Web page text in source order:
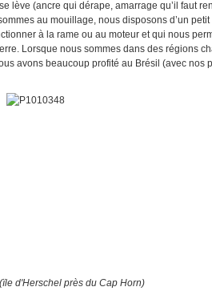
lève (ancre qui dérape, amarrage qu’il faut
au mouillage, nous disposons d’un
à la rame ou au moteur et qui nous
Lorsque nous sommes dans des régions
avons beaucoup profité au Brésil (avec nos
d'Herschel près du Cap Horn)